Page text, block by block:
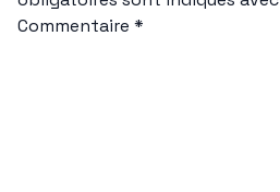
Commentaire *